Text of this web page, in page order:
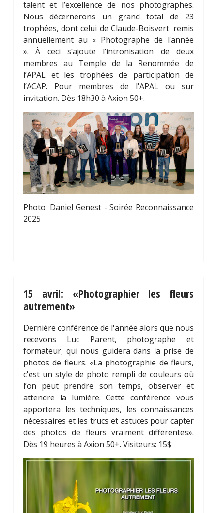
talent et l’excellence de nos photographes.
Nous décernerons un grand total de 23
trophées, dont celui de Claude-Boisvert, remis
annuellement au « Photographe de l’année
». À ceci s’ajoute l’intronisation de deux
membres au Temple de la Renommée de
l’APAL et les trophées de participation de
l’ACAP. Pour membres de l'APAL ou sur
invitation. Dès 18h30 à Axion 50+.
Photo: Daniel Genest - Soirée Reconnaissance
2025
15 avril: «Photographier les fleurs
autrement»
Dernière conférence de l'année alors que nous
recevons Luc Parent, photographe et
formateur, qui nous guidera dans la prise de
photos de fleurs. «La photographie de fleurs,
c'est un style de photo rempli de couleurs où
l’on peut prendre son temps, observer et
attendre la lumière. Cette conférence vous
apportera les techniques, les connaissances
nécessaires et les trucs et astuces pour capter
des photos de fleurs vraiment différentes».
Dès 19 heures à Axion 50+. Visiteurs: 15$